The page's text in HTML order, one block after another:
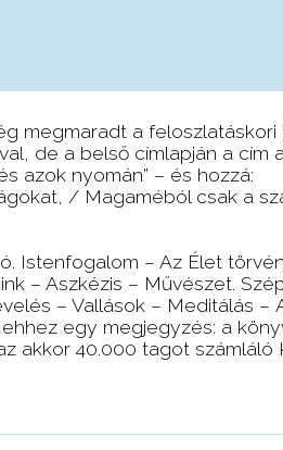
megmaradt a feloszlatáskori
de a belső címlapján a cím
azok nyomán” – és hozzá:
/ Magaméból csak a
Istenfogalom – Az Élet
– Aszkézis – Művészet.
– Vallások – Meditálás –
egy megjegyzés: a
akkor 40.000 tagot számláló